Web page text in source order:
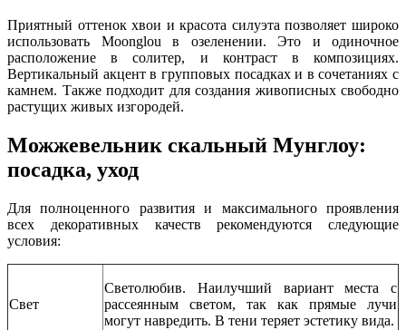
Приятный оттенок хвои и красота силуэта позволяет широко
использовать Moonglou в озеленении. Это и одиночное
расположение в солитер, и контраст в композициях.
Вертикальный акцент в групповых посадках и в сочетаниях с
камнем. Также подходит для создания живописных свободно
растущих живых изгородей.
Можжевельник скальный Мунглоу:
посадка, уход
Для полноценного развития и максимального проявления
всех декоративных качеств рекомендуются следующие
условия:
Свет
Светолюбив. Наилучший вариант места с
рассеянным светом, так как прямые лучи
могут навредить. В тени теряет эстетику вида.